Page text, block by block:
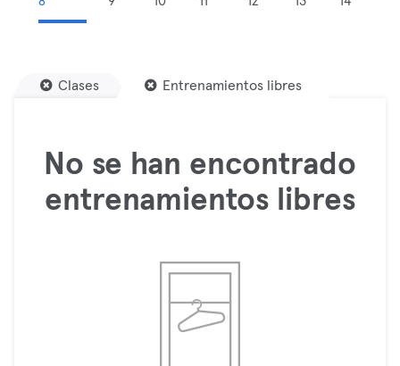
Clases Entrenamientos libres
No se han encontrado
entrenamientos libres